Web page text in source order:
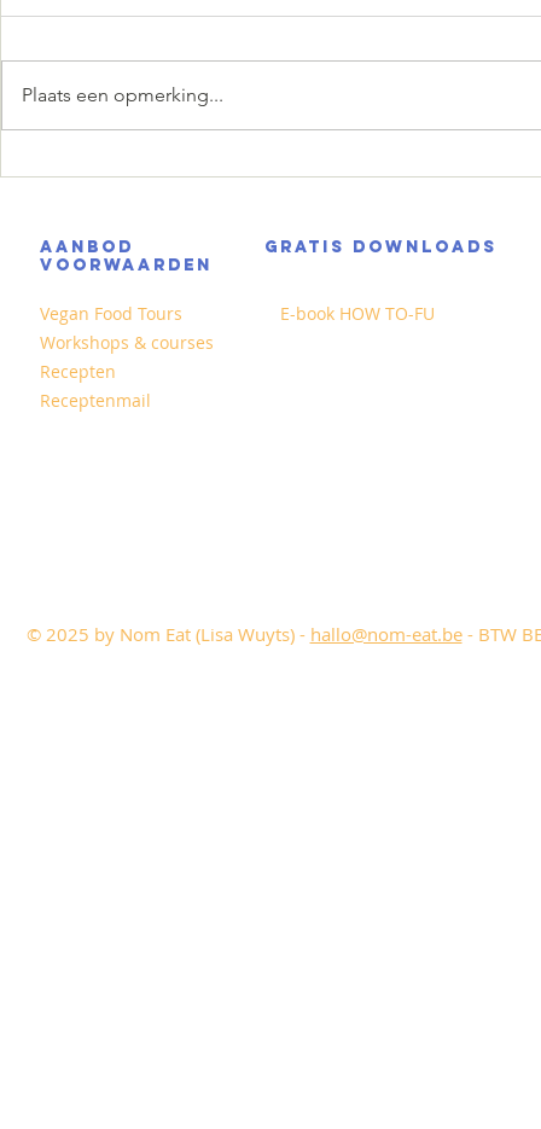
Plaats een opmerking...
AANBOD
GRATIS DOWNLOADS
VOORWAARDEN
Vegan Food Tours
Workshops & courses
Recepten
Receptenmail
E-book HOW TO-FU
© 2025 by Nom Eat (Lisa Wuyts) - hallo@nom-eat.be- BTW